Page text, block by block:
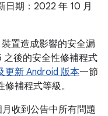
日期：2022 年 10 月
置造成影響的安全漏
後的安全性修補程式
更新 Android 版本一節
補程式等級。
收到公告中所有問題